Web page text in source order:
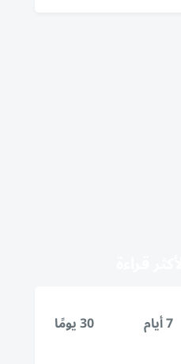
7 أيام 30 يومًا